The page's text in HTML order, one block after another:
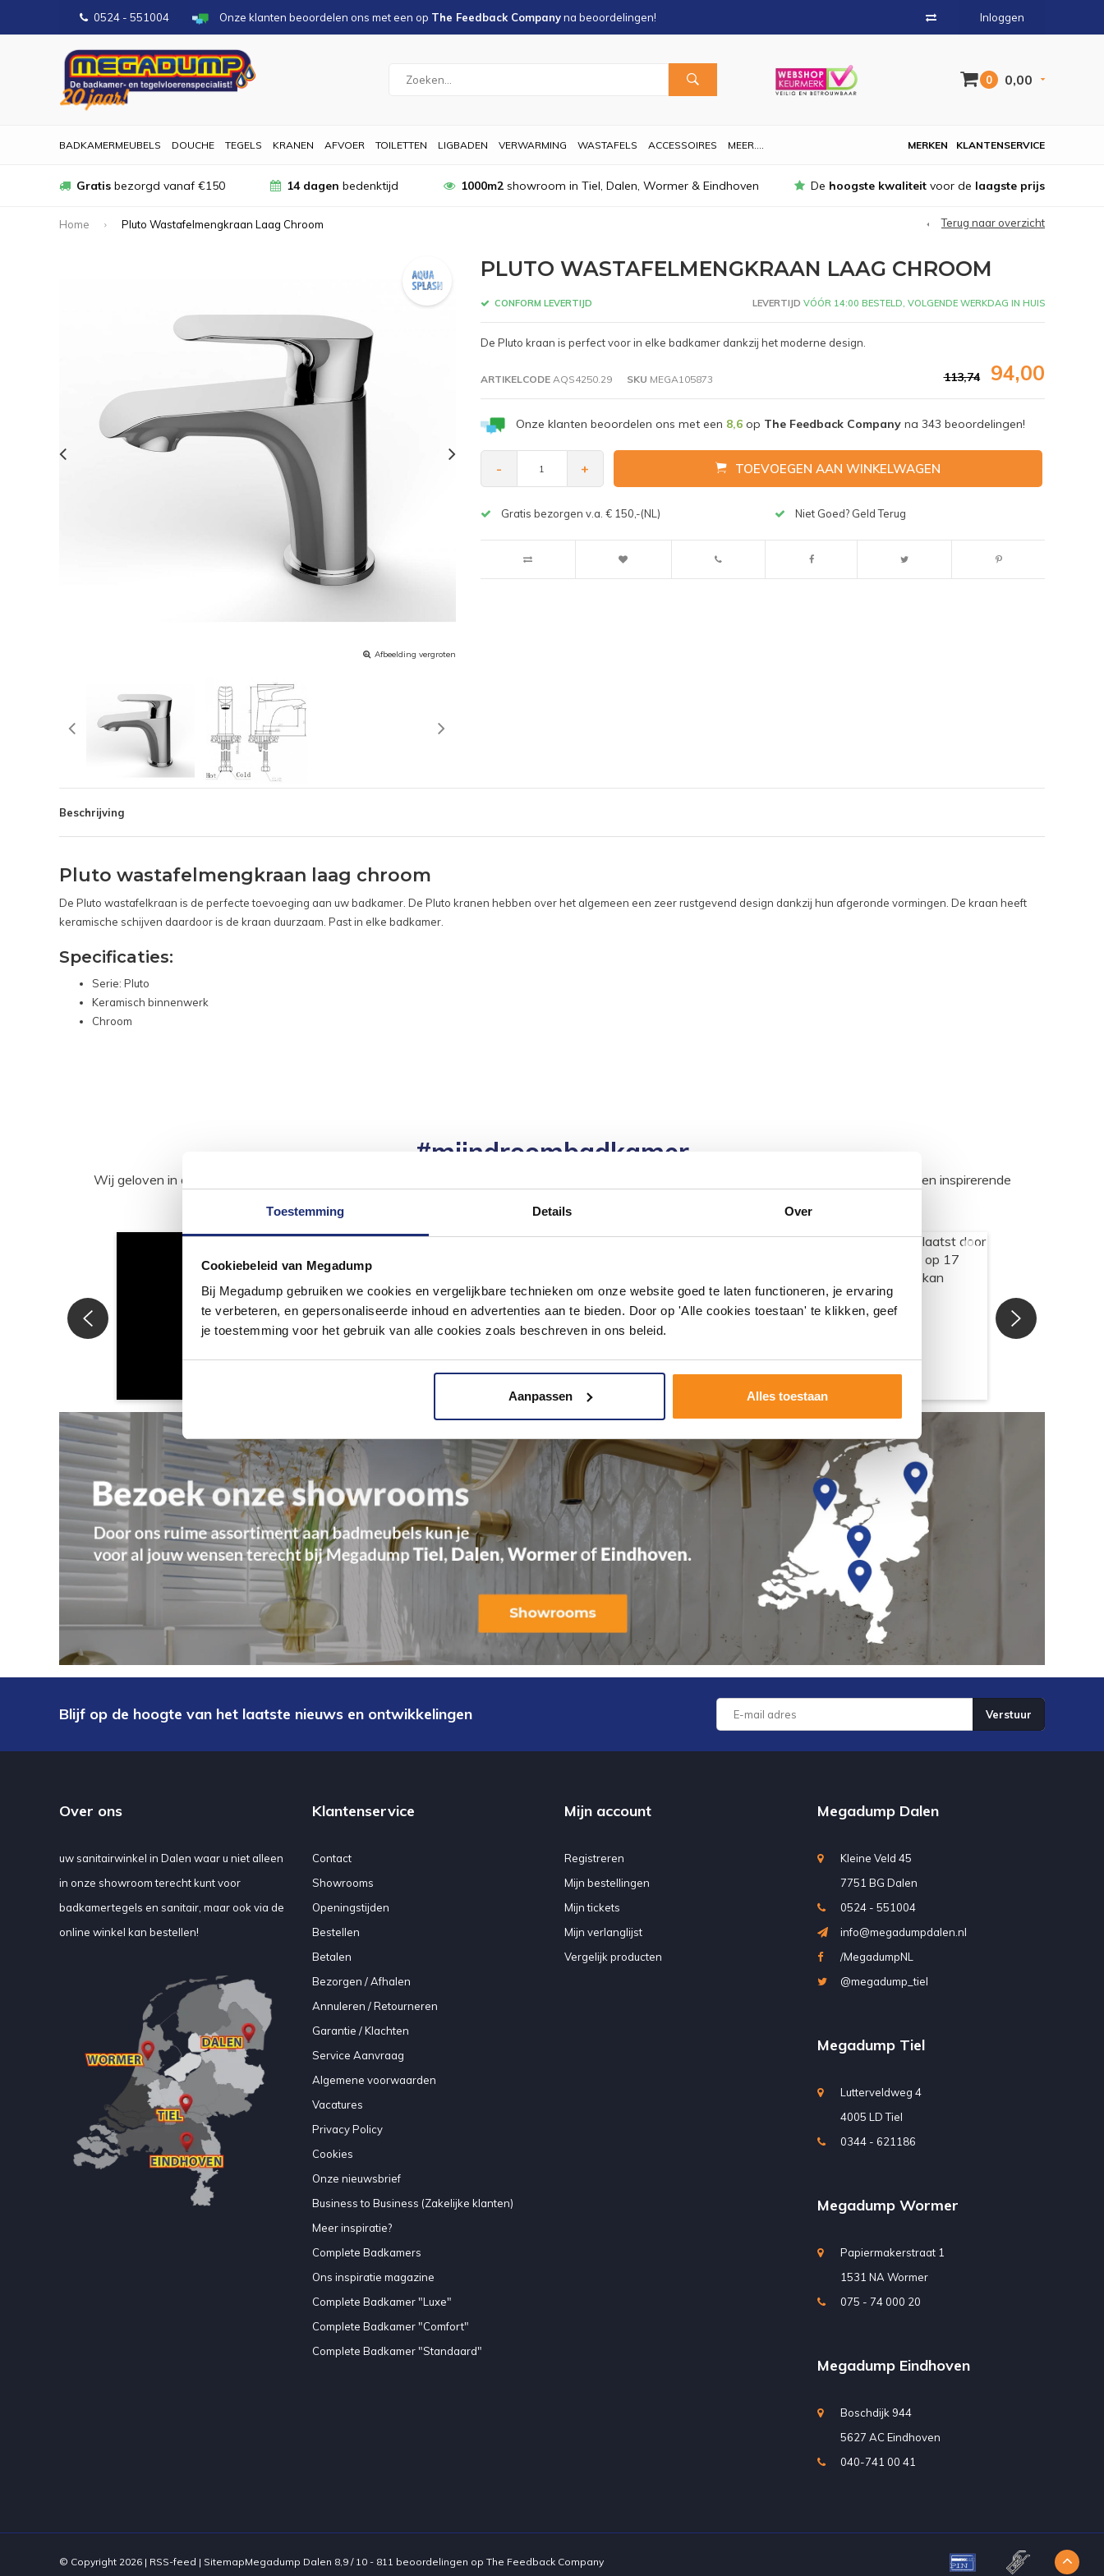
Toestemming Details Over
Cookiebeleid van Megadump
Bij Megadump gebruiken we cookies en vergelijkbare technieken om onze website goed te laten functioneren, je ervaring
te verbeteren, en gepersonaliseerde inhoud en advertenties aan te bieden. Door op 'Alle cookies toestaan' te klikken, geef
je toestemming voor het gebruik van alle cookies zoals beschreven in ons beleid.
Aanpassen Alles toestaan
0524 - 551004 Onze klanten beoordelen ons met een op The Feedback Companyna beoordelingen! Inloggen
0 0,00
BADKAMERMEUBELS DOUCHE TEGELS KRANEN AFVOER TOILETTEN LIGBADEN VERWARMING WASTAFELS ACCESSOIRES MEER.... KLANTENSERVICE
MERKEN
Gratis bezorgd vanaf €150 14 dagen bedenktijd 1000m2showroom in Tiel, Dalen, Wormer & Eindhoven De hoogste kwaliteit voor de laagste prijs
Home Pluto Wastafelmengkraan Laag Chroom Terug naar overzicht
Afbeelding vergroten
PLUTO WASTAFELMENGKRAAN LAAG CHROOM
CONFORM LEVERTIJD LEVERTIJD VÓÓR 14:00 BESTELD, VOLGENDE WERKDAG IN HUIS
De Pluto kraan is perfect voor in elke badkamer dankzij het moderne design.
ARTIKELCODEAQS4250.29 SKU MEGA105873 113,74 94,00
Onze klanten beoordelen ons met een 8,6op The Feedback Companyna 343 beoordelingen!
- + TOEVOEGEN AAN WINKELWAGEN
Gratis bezorgen v.a. € 150,-(NL) Niet Goed? Geld Terug
Beschrijving
Pluto wastafelmengkraan laag chroom
De Pluto wastafelkraan is de perfecte toevoeging aan uw badkamer. De Pluto kranen hebben over het algemeen een zeer rustgevend design dankzij hun afgeronde vormingen. De kraan heeft
keramische schijven daardoor is de kraan duurzaam. Past in elke badkamer.
Specificaties:
Serie: Pluto
Keramisch binnenwerk
Chroom
#mijndroombadkamer
Wij geloven in de kracht van delen. Deel jouw badkamer op Instagram met #mijndroombadkamer en tag @megadumpnl. Samen bouwen we een inspirerende
omgeving vol met unieke badkamerstijlen. Doe je mee?
Blijf op de hoogte van het laatste nieuws en ontwikkelingen Verstuur
Over ons
uw sanitairwinkel in Dalen waar u niet alleen
in onze showroom terecht kunt voor
badkamertegels en sanitair, maar ook via de
online winkel kan bestellen!
Klantenservice
Contact
Showrooms
Openingstijden
Bestellen
Betalen
Bezorgen / Afhalen
Annuleren / Retourneren
Garantie / Klachten
Service Aanvraag
Algemene voorwaarden
Vacatures
Privacy Policy
Cookies
Onze nieuwsbrief
Business to Business (Zakelijke klanten)
Meer inspiratie?
Complete Badkamers
Ons inspiratie magazine
Complete Badkamer "Luxe"
Complete Badkamer "Comfort"
Complete Badkamer "Standaard"
Mijn account
Registreren
Mijn bestellingen
Mijn tickets
Mijn verlanglijst
Vergelijk producten
Megadump Dalen
Kleine Veld 45
7751 BG Dalen
0524 - 551004
info@megadumpdalen.nl
/MegadumpNL
@megadump_tiel
Megadump Tiel
Lutterveldweg 4
4005 LD Tiel
0344 - 621186
Megadump Wormer
Papiermakerstraat 1
1531 NA Wormer
075 - 74 000 20
Megadump Eindhoven
Boschdijk 944
5627 AC Eindhoven
040-741 00 41
© Copyright 2026 | RSS-feed | SitemapMegadump Dalen 8,9 / 10 - 811 beoordelingen op The Feedback Company